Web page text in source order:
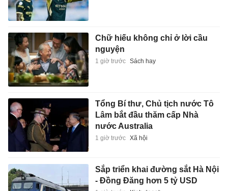
Chữ hiếu không chỉ ở lời cầu
nguyện
1 giờ trước Sách hay
Tổng Bí thư, Chủ tịch nước Tô
Lâm bắt đầu thăm cấp Nhà
nước Australia
1 giờ trước Xã hội
Sắp triển khai đường sắt Hà Nội
- Đồng Đăng hơn 5 tỷ USD